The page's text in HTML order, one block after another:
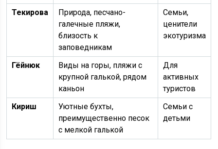
Текирова
Природа, песчано-
галечные пляжи,
близость к
заповедникам
Семьи,
ценители
экотуризма
Гёйнюк
Виды на горы, пляжи с
крупной галькой, рядом
каньон
Для
активных
туристов
Кириш
Уютные бухты,
преимущественно песок
с мелкой галькой
Семьи с
детьми